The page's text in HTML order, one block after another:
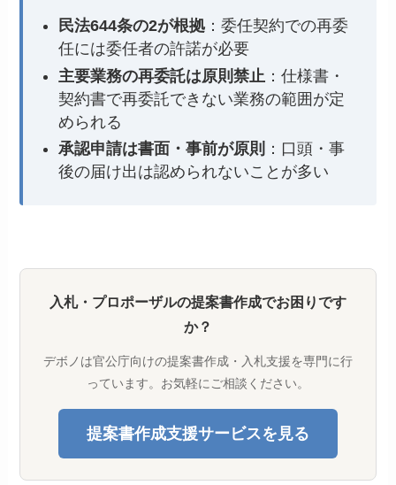
民法644条の2が根拠 ：委任契約での再委
任には委任者の許諾が必要
主要業務の再委託は原則禁止 ：仕様書・
契約書で再委託できない業務の範囲が定
められる
承認申請は書面・事前が原則 ：口頭・事
後の届け出は認められないことが多い
入札・プロポーザルの提案書作成でお困りです
か？
デボノは官公庁向けの提案書作成・入札支援を専門に行
っています。お気軽にご相談ください。
提案書作成支援サービスを見る